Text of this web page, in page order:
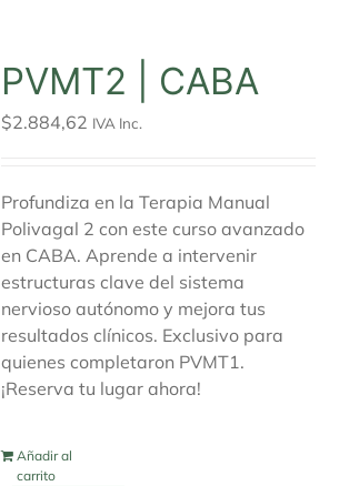
PVMT2 | CABA
$2.884,62 IVA Inc.
Profundiza en la Terapia Manual
Polivagal 2 con este curso avanzado
en CABA. Aprende a intervenir
estructuras clave del sistema
nervioso autónomo y mejora tus
resultados clínicos. Exclusivo para
quienes completaron PVMT1.
¡Reserva tu lugar ahora!
Añadir al
carrito